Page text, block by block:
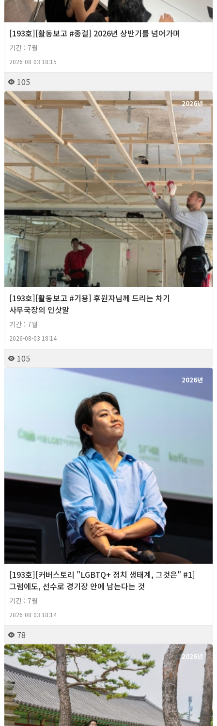
[193호][활동보고 #종걸] 2026년 상반기를 넘어가며
기간 : 7월
2026-08-03 18:15
105
2026년
[193호][활동보고 #기용] 후원자님께 드리는 차기
사무국장의 인삿말
기간 : 7월
2026-08-03 18:14
105
2026년
[193호][커버스토리 "LGBTQ+ 정치 생태계, 그것은" #1]
그럼에도, 선수로 경기장 안에 남는다는 것
기간 : 7월
2026-08-03 18:14
78
2026년